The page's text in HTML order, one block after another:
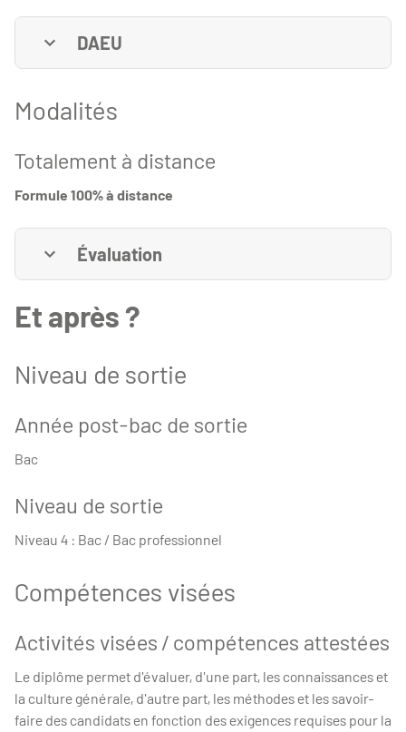
DAEU
Modalités
Totalement à distance
Formule 100% à distance
Évaluation
Et après ?
Niveau de sortie
Année post-bac de sortie
Bac
Niveau de sortie
Niveau 4 : Bac / Bac professionnel
Compétences visées
Activités visées / compétences attestées
Le diplôme permet d'évaluer, d'une part, les connaissances et
la culture générale, d'autre part, les méthodes et les savoir-
faire des candidats en fonction des exigences requises pour la